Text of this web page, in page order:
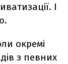
І
окремі
з певних